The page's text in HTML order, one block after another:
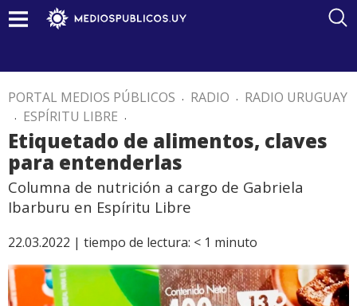
PORTAL MEDIOS PÚBLICOS . RADIO . RADIO URUGUAY
. ESPÍRITU LIBRE .
Etiquetado de alimentos, claves
para entenderlas
Columna de nutrición a cargo de Gabriela
Ibarburu en Espíritu Libre
22.03.2022 | tiempo de lectura: < 1 minuto